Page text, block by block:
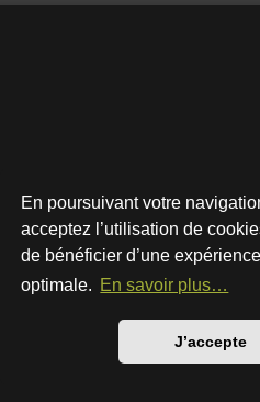
En poursuivant votre
acceptez l’utilisation de
de bénéficier d’une
optimale. En savoir plus…
J’accepte
Développé parphpBB® Forum
Style par
Traduction française